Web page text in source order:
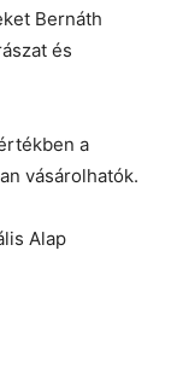
Bernáth
és
a
vásárolhatók.
Alap